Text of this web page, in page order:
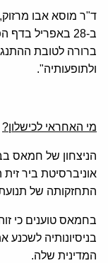
ד"ר מוסא אבו
ב-28 באפריל
ברורה לטובת
ולתופעותיה".
מי האחראי לכישלון?
הניצחון של חמאס
אוניברסיטת ביר
התחזקותה של
בחמאס טוענים כי
בניסיונותיה
המדינית שלה.